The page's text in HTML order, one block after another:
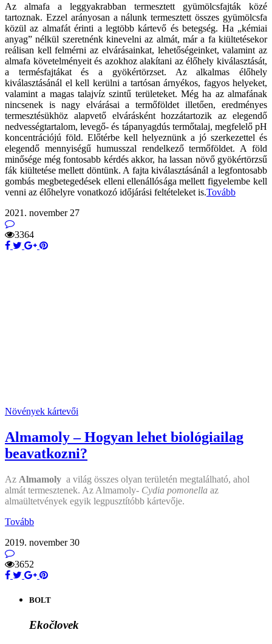
Az almafa a leggyakrabban termesztett gyümölcsfajták közé
tartoznak. Ezzel arányosan a nálunk termesztett összes gyümölcsfa
közül az almafát érinti a legtöbb kártevő és betegség. Ha „kémiai
anyag” nélkül szeretnénk kinevelni az almát, már a fa kiültetésekor
reálisan kell felmérni az elvárásainkat, lehetőségeinket, valamint az
almafa követelményeit és azokhoz alakítani az élőhely kiválasztását,
a termésfajtákat és a gyökértörzset. Az alkalmas élőhely
kiválasztásánál el kell kerülni a tartósan árnyékos, fagyos helyeket,
valamint a magas talajvíz szintű területeket. Még ha az almafának
nincsenek is nagy elvárásai a termőföldet illetően, eredményes
termesztésükhöz alapvető elvárásként hozzátartozik az elegendő
nedvességtartalom, levegő- és tápanyagdús termőtalaj, megfelelő pH
koncentrációjú föld. Előtérbe kell helyeznünk a jó szerkezettel és
elegendő mennyiségű humusszal rendelkező termőföldet. A föld
minősége még fontosabb kérdés akkor, ha lassan növő gyökértörzsű
fák kiültetése mellett döntünk. A fajta kiválasztásánál a legfontosabb
gombás megbetegedések elleni ellenállósága mellett figyelembe kell
venni az élőhelyre vonatkozó időjárási feltételeket is.Tovább
2021. november 27
3364
Növények kártevői
Almamoly – Hogyan lehet biológiailag
beavatkozni?
Az Almamoly a világ összes olyan területén megtalálható, ahol
almát termesztenek. Az Almamoly- Cydia pomonella az
almaültetvények egyik legpusztítóbb kártevője.
Tovább
2019. november 30
3652
BOLT
Ekočlovek